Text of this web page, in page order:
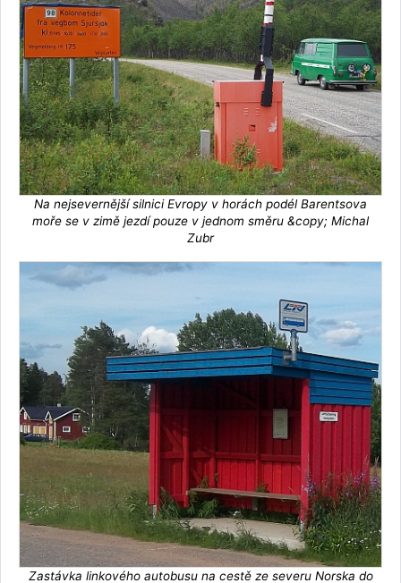
Na nejsevernější silnici Evropy v horách podél Barentsova
moře se v zimě jezdí pouze v jednom směru &copy; Michal
Zubr
Zastávka linkového autobusu na cestě ze severu Norska do